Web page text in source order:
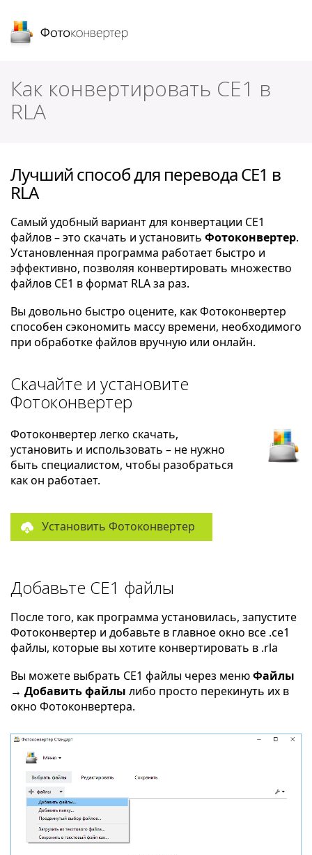
Как конвертировать CE1 в
RLA
Лучший способ для перевода CE1 в
RLA
Самый удобный вариант для конвертации CE1
файлов – это скачать и установить Фотоконвертер.
Установленная программа работает быстро и
эффективно, позволяя конвертировать множество
файлов CE1 в формат RLA за раз.
Вы довольно быстро оцените, как Фотоконвертер
способен сэкономить массу времени, необходимого
при обработке файлов вручную или онлайн.
Скачайте и установите
Фотоконвертер
Фотоконвертер легко скачать,
установить и использовать – не нужно
быть специалистом, чтобы разобраться
как он работает.
Установить Фотоконвертер
Добавьте CE1 файлы
После того, как программа установилась, запустите
Фотоконвертер и добавьте в главное окно все .ce1
файлы, которые вы хотите конвертировать в .rla
Вы можете выбрать CE1 файлы через менюФайлы
→ Добавить файлы либо просто перекинуть их в
окно Фотоконвертера.